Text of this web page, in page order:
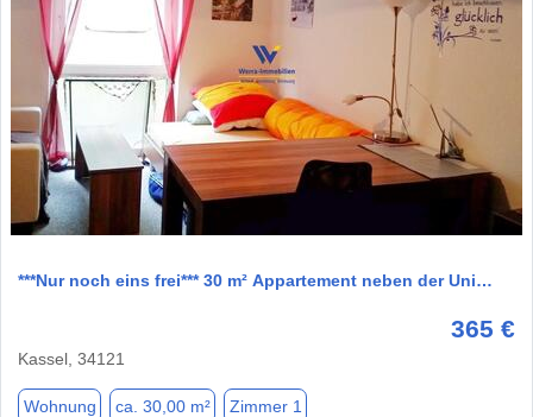
1 / 4
***Nur noch eins frei*** 30 m² Appartement neben der Uni…
365 €
Kassel, 34121
Wohnung ca. 30,00 m² Zimmer 1